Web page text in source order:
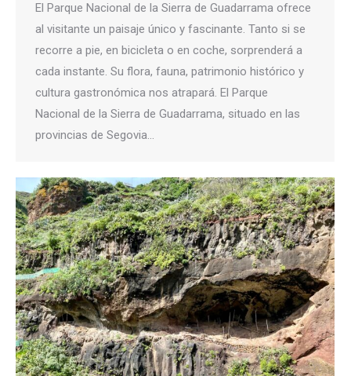
El Parque Nacional de la Sierra de Guadarrama ofrece
al visitante un paisaje único y fascinante. Tanto si se
recorre a pie, en bicicleta o en coche, sorprenderá a
cada instante. Su flora, fauna, patrimonio histórico y
cultura gastronómica nos atrapará. El Parque
Nacional de la Sierra de Guadarrama, situado en las
provincias de Segovia…